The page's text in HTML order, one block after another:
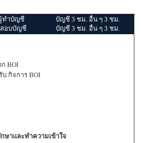
ทำบัญชี
บัญชี 3 ชม. อื่น ๆ 3 ชม.
อบบัญชี
บัญชี 3 ชม. อื่น ๆ 3 ชม.
BOI
กิจการ BOI
ษาและทำความเข้าใจ